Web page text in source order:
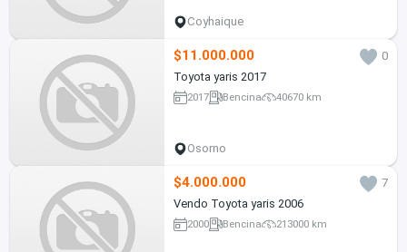
Coyhaique
$11.000.000
0
Toyota yaris 2017
2017 Bencina 40670 km
Osorno
$4.000.000
7
Vendo Toyota yaris 2006
2000 Bencina 213000 km